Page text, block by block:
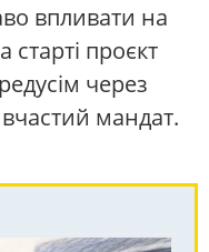
впливати на
проєкт
через
мандат.